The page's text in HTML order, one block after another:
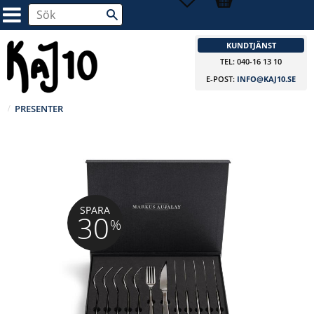
KUNDTJÄNST
TEL: 040-16 13 10
E-POST: INFO@KAJ10.SE
PRESENTER
SPARA
30%